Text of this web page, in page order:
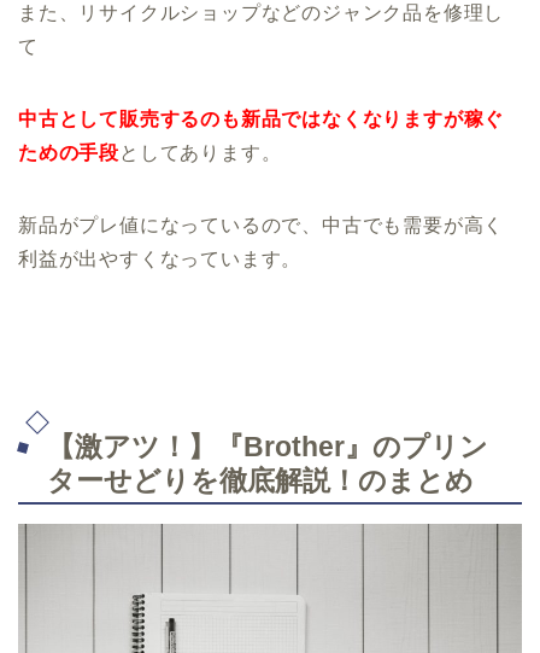
また、リサイクルショップなどのジャンク品を修理し
て
中古として販売するのも新品ではなくなりますが稼ぐ
ための手段としてあります。
新品がプレ値になっているので、中古でも需要が高く
利益が出やすくなっています。
【激アツ！】『Brother』のプリン
ターせどりを徹底解説！のまとめ